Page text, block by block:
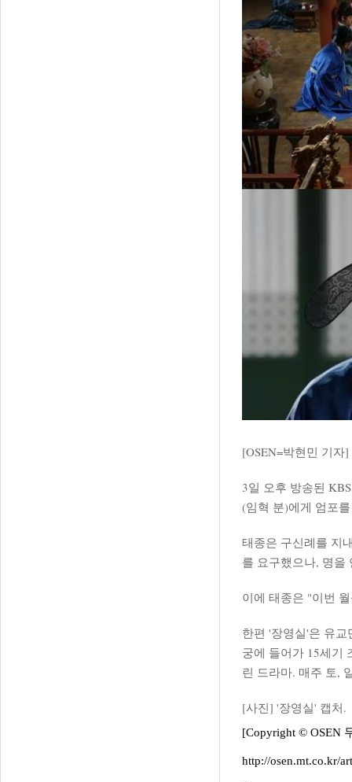
[OSEN=박현민 기
3일 오후 방송된
(임혁 분)에게 엄포
태종은 구신례를 지
를 요구했으나, 명
이에 태종은 "이번
한편 '장영실'은 유
궁에 들어가 15세기
린 드라마. 매주 토,
[사진] '장영실' 캡처.
[Copyright © OSEN
http://osen.mt.co.kr/